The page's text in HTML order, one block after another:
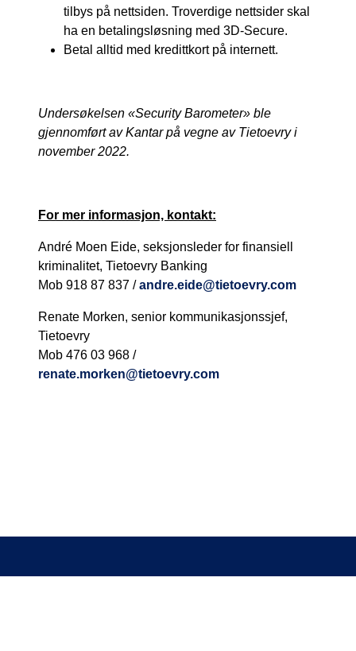
tilbys på nettsiden. Troverdige nettsider skal
ha en betalingsløsning med 3D-Secure.
Betal alltid med kredittkort på internett.
Undersøkelsen «Security Barometer» ble
gjennomført av Kantar på vegne av Tietoevry i
november 2022.
For mer informasjon, kontakt:
André Moen Eide, seksjonsleder for finansiell
kriminalitet, Tietoevry Banking
Mob 918 87 837 /andre.eide@tietoevry.com
Renate Morken, senior kommunikasjonssjef,
Tietoevry
Mob 476 03 968 /
renate.morken@tietoevry.com